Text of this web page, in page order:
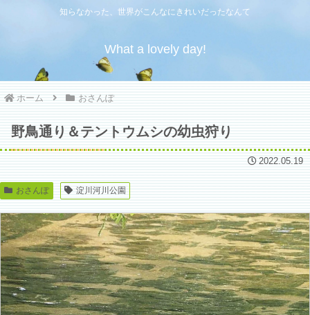
知らなかった、世界がこんなにきれいだったなんて
What a lovely day!
ホーム おさんぽ
野鳥通り＆テントウムシの幼虫狩り
2022.05.19
おさんぽ 淀川河川公園